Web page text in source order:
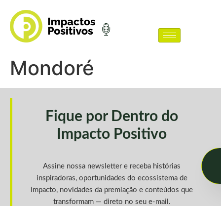
Mondoré
Fique por Dentro do
Impacto Positivo
Assine nossa newsletter e receba histórias
inspiradoras, oportunidades do ecossistema de
impacto, novidades da premiação e conteúdos que
transformam — direto no seu e-mail.